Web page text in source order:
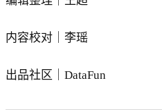
内容校对｜李瑶
出品社区｜DataFun